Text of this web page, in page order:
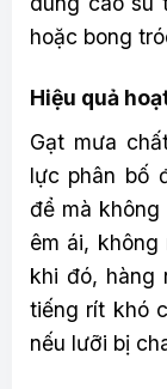
hoặc bong
Hiệu quả
Gạt mưa
lực phân bố
để mà
êm ái, không
khi đó, hàng
tiếng rít khó
nếu lưỡi bị